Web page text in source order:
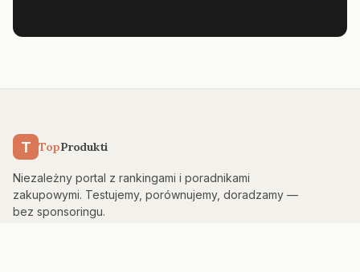
T TopProdukti
Niezależny portal z rankingami i poradnikami
zakupowymi. Testujemy, porównujemy, doradzamy —
bez sponsoringu.